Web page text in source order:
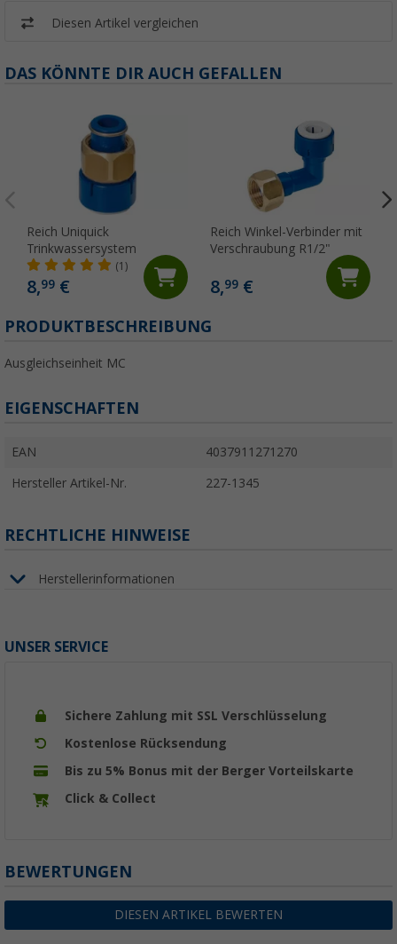
Diesen Artikel vergleichen
DAS KÖNNTE DIR AUCH GEFALLEN
Reich Uniquick
Trinkwassersystem
(1)
8,99 €
Reich Winkel-Verbinder mit
Verschraubung R1/2"
8,99€
PRODUKTBESCHREIBUNG
Ausgleichseinheit MC
EIGENSCHAFTEN
EAN 4037911271270
Hersteller Artikel-Nr. 227-1345
RECHTLICHE HINWEISE
Herstellerinformationen
UNSER SERVICE
Sichere Zahlung mit SSL Verschlüsselung
Kostenlose Rücksendung
Bis zu 5% Bonus mit der Berger Vorteilskarte
Click & Collect
BEWERTUNGEN
DIESEN ARTIKEL BEWERTEN